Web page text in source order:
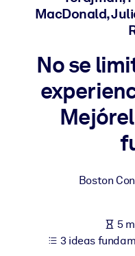
Integre conocimientos
obtener mejores
Para bibliotecas
Enriquezca su
empresariales confiables
MacDonald,
No se
Boston
5
3 ideas